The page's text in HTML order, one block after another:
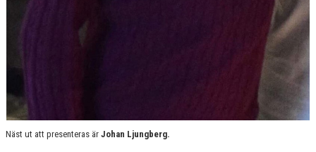
Näst ut att presenteras är Johan Ljungberg.